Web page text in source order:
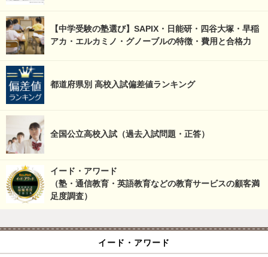
【中学受験の塾選び】SAPIX・日能研・四谷大塚・早稲
アカ・エルカミノ・グノーブルの特徴・費用と合格力
都道府県別 高校入試偏差値ランキング
全国公立高校入試（過去入試問題・正答）
イード・アワード
（塾・通信教育・英語教育などの教育サービスの顧客満
足度調査）
イード・アワード